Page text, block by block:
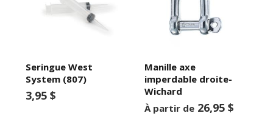
Seringue West
System (807)
3,95 $
Manille axe
imperdable droite-
Wichard
À partir de 26,95 $